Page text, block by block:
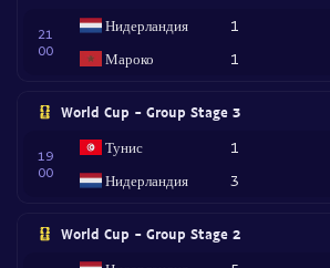
21
00
Нидерландия
Мароко
1
1
World Cup - Group Stage 3
19
00
Тунис
Нидерландия
1
3
World Cup - Group Stage 2